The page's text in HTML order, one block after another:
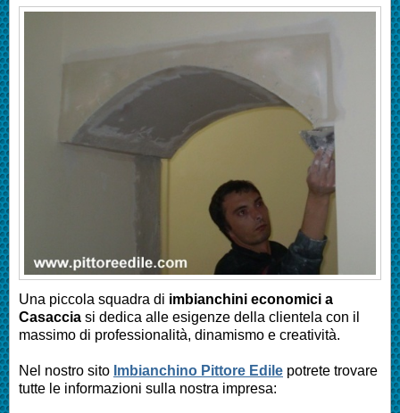
Una piccola squadra di imbianchini economici a
Casaccia si dedica alle esigenze della clientela con il
massimo di professionalità, dinamismo e creatività.
Nel nostro sito Imbianchino Pittore Edile potrete trovare
tutte le informazioni sulla nostra impresa: